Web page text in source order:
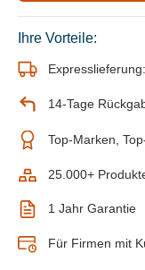
Ihre Vorteile:
14-Tage
Top-Marken,
25.000+
1 Jahr Garantie
Für Firmen mit